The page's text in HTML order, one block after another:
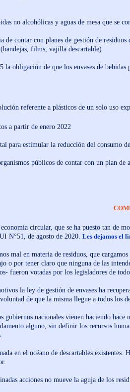
no alcohólicas y aguas de mesa que se
de contar con planes de gestión de
films, vajilla descartable)
la obligación de que los envases de
referente a plásticos de un solo uso
a partir de enero 2022
para estimular la reducción del consumo
públicos de contar con un plan de
circular, que se ha puesto tan de
N°51, de agosto de 2020. Les dejamos el
mal en materia de residuos, que
o por tener claro que ninguna de las
fueron votadas por los legisladores de
la ley de gestión de envases ha
de que la misma llegue a todos los
gobiernos nacionales vienen haciendo hace
alguno, sin definir los recursos
en el océano de descartables
acciones no mueve la aguja de los